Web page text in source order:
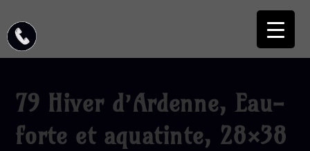
79 Hiver d’Ardenne, Eau-
forte et aquatinte, 28×38